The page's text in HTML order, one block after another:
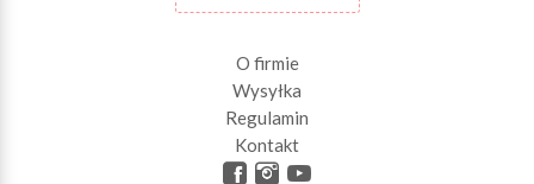
O firmie
Wysyłka
Regulamin
Kontakt